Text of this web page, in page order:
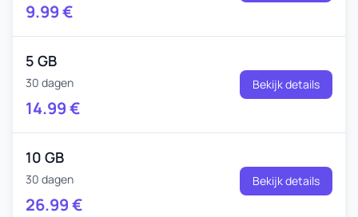
9.99€
5 GB
30 dagen
14.99€
Bekijk details
10 GB
30 dagen
26.99€
Bekijk details